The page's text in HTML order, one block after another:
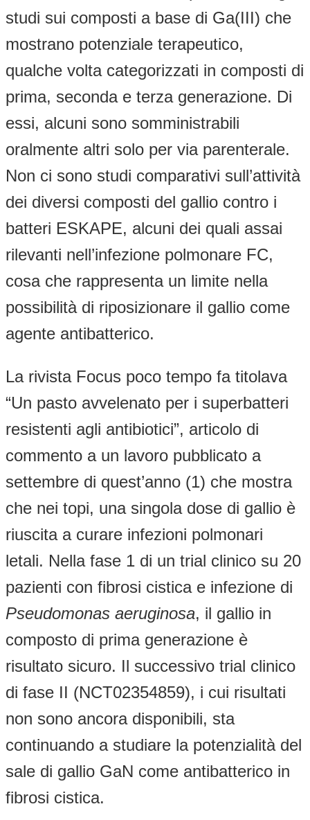
studi sui composti a base di Ga(III) che
mostrano potenziale terapeutico,
qualche volta categorizzati in composti di
prima, seconda e terza generazione. Di
essi, alcuni sono somministrabili
oralmente altri solo per via parenterale.
Non ci sono studi comparativi sull’attività
dei diversi composti del gallio contro i
batteri ESKAPE, alcuni dei quali assai
rilevanti nell’infezione polmonare FC,
cosa che rappresenta un limite nella
possibilità di riposizionare il gallio come
agente antibatterico.
La rivista Focus poco tempo fa titolava
“Un pasto avvelenato per i superbatteri
resistenti agli antibiotici”, articolo di
commento a un lavoro pubblicato a
settembre di quest’anno (1) che mostra
che nei topi, una singola dose di gallio è
riuscita a curare infezioni polmonari
letali. Nella fase 1 di un trial clinico su 20
pazienti con fibrosi cistica e infezione di
Pseudomonas aeruginosa, il gallio in
composto di prima generazione è
risultato sicuro. Il successivo trial clinico
di fase II (NCT02354859), i cui risultati
non sono ancora disponibili, sta
continuando a studiare la potenzialità del
sale di gallio GaN come antibatterico in
fibrosi cistica.